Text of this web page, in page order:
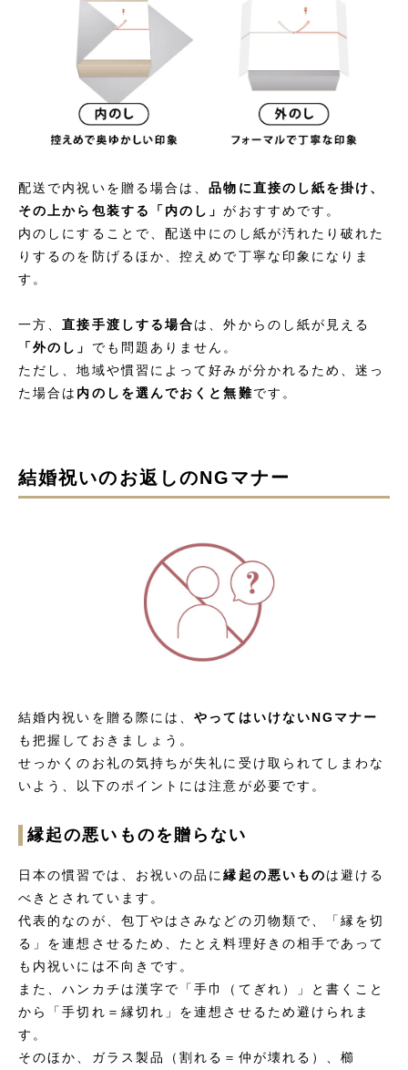
配送で内祝いを贈る場合は、品物に直接のし紙を掛け、
その上から包装する「内のし」がおすすめです。
内のしにすることで、配送中にのし紙が汚れたり破れた
りするのを防げるほか、控えめで丁寧な印象になりま
す。
一方、直接手渡しする場合は、外からのし紙が見える
「外のし」 でも問題ありません。
ただし、地域や慣習によって好みが分かれるため、迷っ
た場合は 内のしを選んでおくと無難です。
結婚祝いのお返しのNGマナー
結婚内祝いを贈る際には、やってはいけないNGマナー
も把握しておきましょう。
せっかくのお礼の気持ちが失礼に受け取られてしまわな
いよう、以下のポイントには注意が必要です。
縁起の悪いものを贈らない
日本の慣習では、お祝いの品に縁起の悪いものは避ける
べきとされています。
代表的なのが、包丁やはさみなどの刃物類で、「縁を切
る」を連想させるため、たとえ料理好きの相手であって
も内祝いには不向きです。
また、ハンカチは漢字で「手巾（てぎれ）」と書くこと
から「手切れ＝縁切れ」を連想させるため避けられま
す。
そのほか、ガラス製品（割れる＝仲が壊れる）、櫛